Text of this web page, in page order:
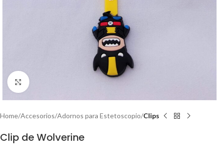
Click to enlarge
Home Accesorios Adornos para Estetoscopio Clips
Clip de Wolverine